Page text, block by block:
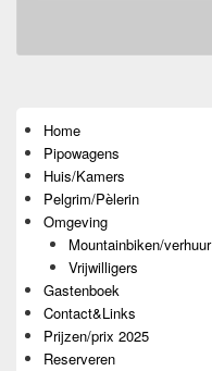
gebiedHome
Pipowagens
Huis/Kamers
Pelgrim/Pèlerin
Omgeving
Mountainbiken/verhuur
Vrijwilligers
Gastenboek
Contact&Links
Prijzen/prix 2025
Reserveren